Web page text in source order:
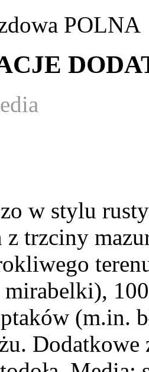
POLNA
w stylu
z trzciny
(m.in.
Dodatkowe